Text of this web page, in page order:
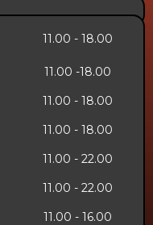
11.00 - 18.00
11.00 -18.00
11.00 - 18.00
11.00 - 18.00
11.00 - 22.00
11.00 - 22.00
11.00 - 16.00